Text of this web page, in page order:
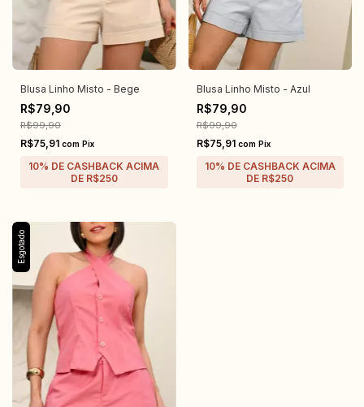
Blusa Linho Misto - Bege
R$79,90
R$99,90
R$75,91 com Pix
Blusa Linho Misto - Azul
R$79,90
R$99,90
R$75,91 com Pix
Esgotado